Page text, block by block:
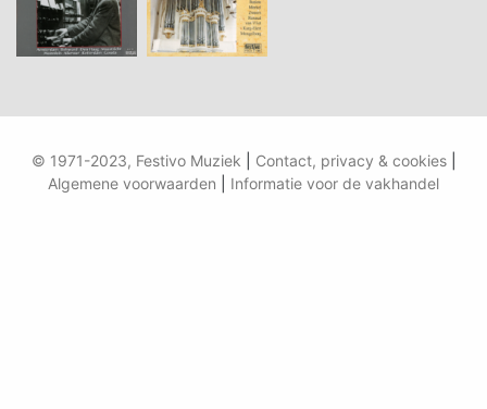
© 1971-2023, Festivo Muziek Contact, privacy & cookies|
Algemene voorwaarden
Informatie voor de vakhandel